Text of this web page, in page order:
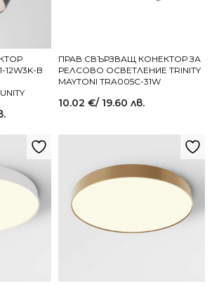
12W3K-B
ПРАВ СВЪРЗВАЩ КОНЕКТОР ЗА
РЕЛСОВО ОСВЕТЛЕНИЕ TRINITY
MAYTONI TRA005C-31W
10.02 €/ 19.60 лв.